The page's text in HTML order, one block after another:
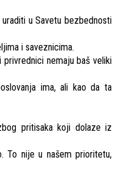
u Savetu bezbednosti
i saveznicima.
privrednici nemaju baš veliki
ima, ali kao da ta
pritisaka koji dolaze iz
To nije u našem prioritetu,